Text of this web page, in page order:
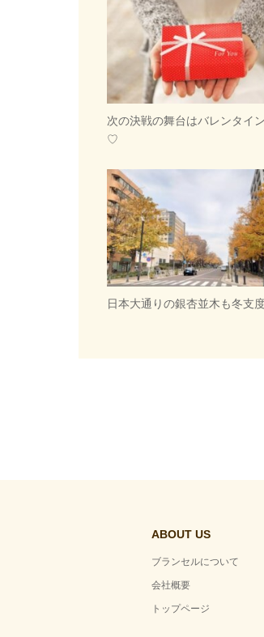
次の決戦の舞台はバレンタイ
♡
日本大通りの銀杏並木も冬支
ABOUT US
ブランセルについて
会社概要
トップページ